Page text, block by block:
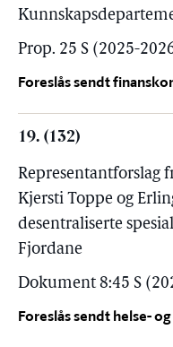
Prop. 25 S (2025-
Foreslås sendt
19. (132)
Representantforslag
Kjersti Toppe og
desentraliserte
Fjordane
Dokument 8:45 S
Foreslås sendt helse-